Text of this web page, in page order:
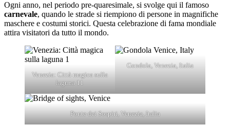
Ogni anno, nel periodo pre-quaresimale, si svolge qui il famoso
carnevale, quando le strade si riempiono di persone in magnifiche
maschere e costumi storici. Questa celebrazione di fama mondiale
attira visitatori da tutto il mondo.
Venezia: Città magica sulla
laguna 11
Gondola, Venezia, Italia
Ponte dei Sospiri, Venezia, Italia